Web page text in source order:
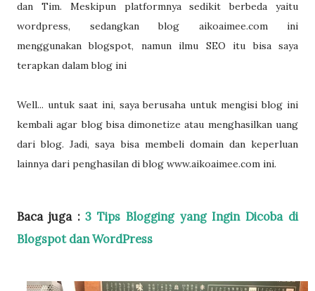
dan Tim. Meskipun platformnya sedikit berbeda yaitu
wordpress, sedangkan blog aikoaimee.com ini
menggunakan blogspot, namun ilmu SEO itu bisa saya
terapkan dalam blog ini
Well... untuk saat ini, saya berusaha untuk mengisi blog ini
kembali agar blog bisa dimonetize atau menghasilkan uang
dari blog. Jadi, saya bisa membeli domain dan keperluan
lainnya dari penghasilan di blog www.aikoaimee.com ini.
Baca juga :3 Tips Blogging yang Ingin Dicoba di
Blogspot dan WordPress